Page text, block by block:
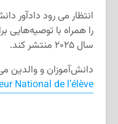
انتظار می رود دادآور
را همراه با توصیه‌هایی
سال ۲۰۲۵ منتشر کند.
دانش‌آموزان و والدین
National de l’élève